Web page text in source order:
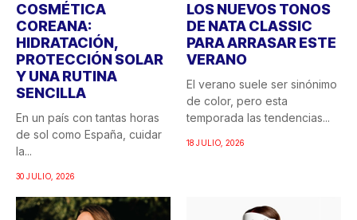
COSMÉTICA
COREANA:
HIDRATACIÓN,
PROTECCIÓN SOLAR
Y UNA RUTINA
SENCILLA
En un país con tantas horas
de sol como España, cuidar
la...
30 JULIO, 2026
LOS NUEVOS TONOS
DE NATA CLASSIC
PARA ARRASAR ESTE
VERANO
El verano suele ser sinónimo
de color, pero esta
temporada las tendencias...
18 JULIO, 2026